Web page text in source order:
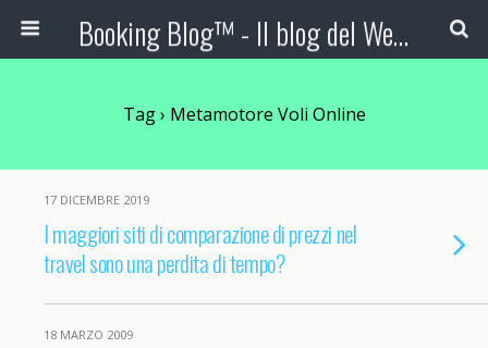
Booking Blog™ - Il blog del Web Marketing Turistico
Tag › Metamotore Voli Online
17 DICEMBRE 2019
I maggiori siti di comparazione di prezzi nel
travel sono una perdita di tempo?
18 MARZO 2009